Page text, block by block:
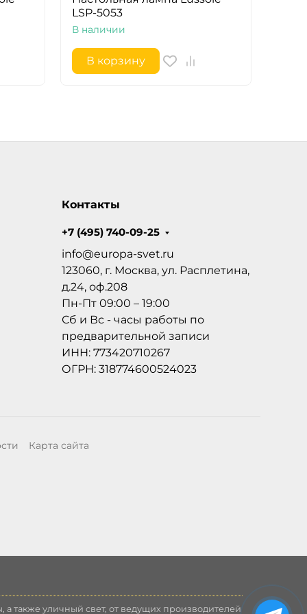
LSP-5053
В наличии
В корзину
Контакты
+7 (495) 740-09-25
info@europa-svet.ru
123060, г. Москва, ул. Расплетина,
д.24, оф.208
Пн-Пт 09:00 – 19:00
Сб и Вс - часы работы по
предварительной записи
ИНН: 773420710267
ОГРН: 318774600524023
Карта сайта
также уличный свет, от ведущих производителей